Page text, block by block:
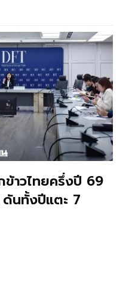
าวไทยครึ่งปี 69
นทั้งปีแตะ 7